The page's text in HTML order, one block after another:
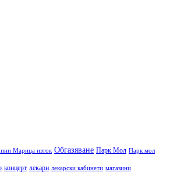
Марица изток Обгазяване Парк Мол Парк мол
концерт лекари лекарски кабинети магазини